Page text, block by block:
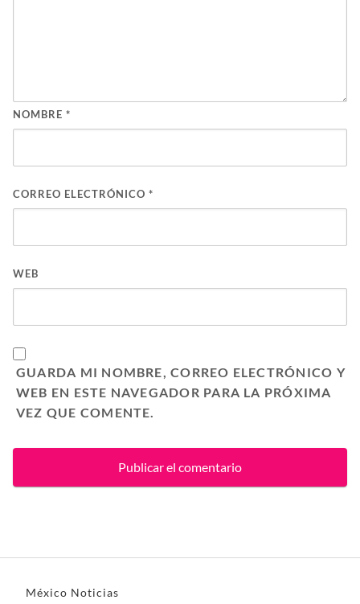
NOMBRE *
CORREO ELECTRÓNICO *
WEB
GUARDA MI NOMBRE, CORREO ELECTRÓNICO Y
WEB EN ESTE NAVEGADOR PARA LA PRÓXIMA
VEZ QUE COMENTE.
México Noticias